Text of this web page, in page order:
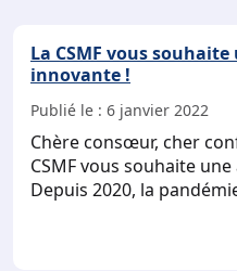
La CSMF vous
innovante !
Publié le : 6 janvier 2022
Chère consœur, cher
CSMF vous souhaite
Depuis 2020, la